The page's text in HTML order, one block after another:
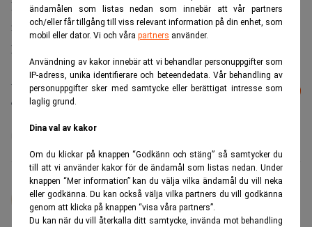
ändamålen som listas nedan som innebär att vår partners
och/eller får tillgång till viss relevant information på din enhet, som
mobil eller dator. Vi och våra partners använder.
Användning av kakor innebär att vi behandlar personuppgifter som
IP-adress, unika identifierare och beteendedata. Vår behandling av
personuppgifter sker med samtycke eller berättigat intresse som
laglig grund.
Dina val av kakor
Om du klickar på knappen “Godkänn och stäng” så samtycker du
till att vi använder kakor för de ändamål som listas nedan. Under
knappen “Mer information” kan du välja vilka ändamål du vill neka
eller godkänna. Du kan också välja vilka partners du vill godkänna
genom att klicka på knappen “visa våra partners”.
Du kan när du vill återkalla ditt samtycke, invända mot behandling
Experiences-divisionen står för 57 procent av Disneys
rörelseresultat på 17,6 miljarder dollar och nära 40
procent av omsättningen på 94,4 miljarder dollar för 2025.
Läs mer från Realtid - vårt nyhetsbrev
är kostnadsfritt:
Prenumerera
Johan Colliander
Mångårig ekonomijournalist. Tidigare på
Fastighetsvärlden, Fri Köpenskap, Food Supply.